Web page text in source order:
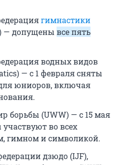
гимнастики
— допущены все пять
водных видов
— с 1 февраля сняты
юниоров, включая
борьбы (UWW) — с 15 мая
во всех
гимном и символикой.
дзюдо (IJF),